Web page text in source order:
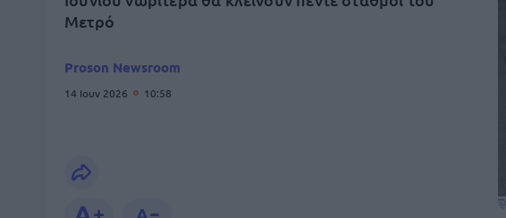
Μετρό
Proson Newsroom
14 Ιουν 2026 10:58